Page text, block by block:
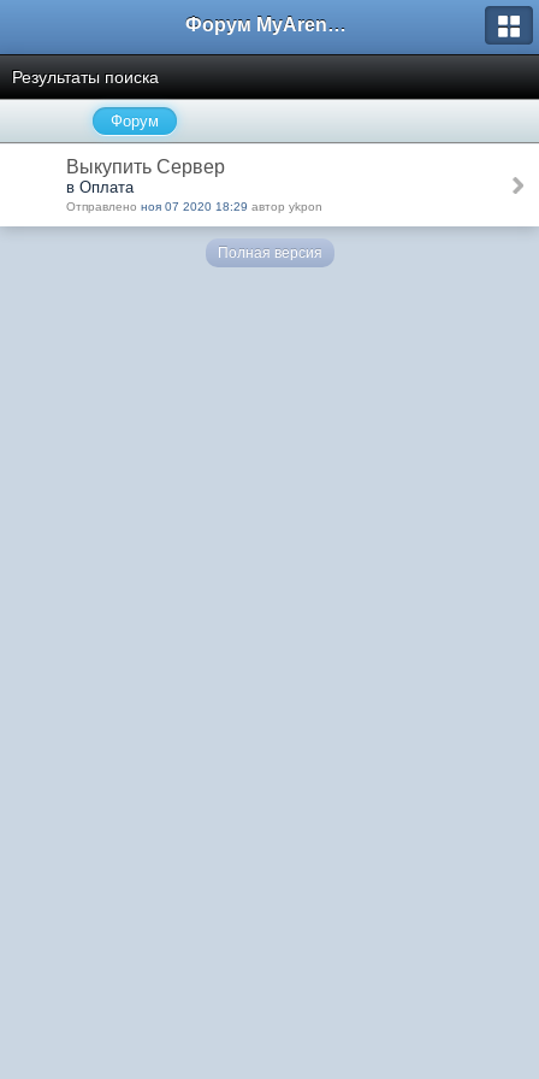
Форум MyArena.ru
Результаты поиска
Форум
Выкупить Сервер
в Оплата
Отправлено ноя 07 2020 18:29 автор ykpon
Полная версия